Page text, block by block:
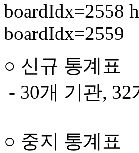
boardIdx=2558
boardIdx=2559
○ 신규 통계표
- 30개 기관,
○ 중지 통계표